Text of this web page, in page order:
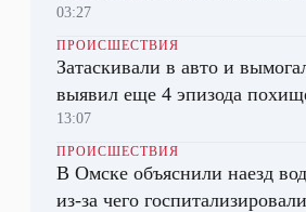
03:27
ПРОИСШЕСТВИЯ
Затаскивали в авто и
выявил еще 4 эпизода
13:07
ПРОИСШЕСТВИЯ
В Омске объяснили наезд
из-за чего